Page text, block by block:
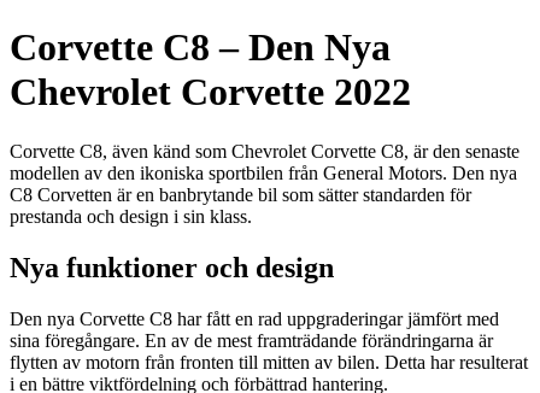
Corvette C8 – Den Nya
Chevrolet Corvette 2022
Corvette C8, även känd som Chevrolet Corvette C8, är den senaste
modellen av den ikoniska sportbilen från General Motors. Den nya
C8 Corvetten är en banbrytande bil som sätter standarden för
prestanda och design i sin klass.
Nya funktioner och design
Den nya Corvette C8 har fått en rad uppgraderingar jämfört med
sina föregångare. En av de mest framträdande förändringarna är
flytten av motorn från fronten till mitten av bilen. Detta har resulterat
i en bättre viktfördelning och förbättrad hantering.